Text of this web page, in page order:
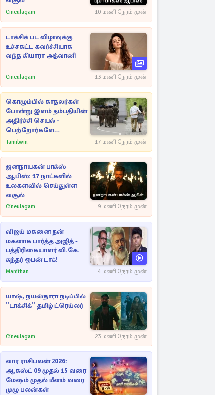
Cineulagam 10 மணி நேரம் முன்
டாக்சிக் பட விழாவுக்கு
உச்சகட்ட கவர்ச்சியாக
வந்த கியாரா அத்வானி
Cineulagam 13 மணி நேரம் முன்
கொழும்பில் காதலர்கள்
போன்று இளம் தம்பதியின்
அதிர்ச்சி செயல் -
பெற்றோர்களே
எச்சரிக்கை
Tamilwin 17 மணி நேரம் முன்
ஜனநாயகன் பாக்ஸ்
ஆபிஸ்: 17 நாட்களில்
உலகளவில் செய்துள்ள
வசூல்
Cineulagam 9 மணி நேரம் முன்
விஜய் மகனை தன்
மகனாக பார்த்த அஜித் -
பத்திரிகையாளர் வி.கே.
சுந்தர் ஓபன் டாக்!
Manithan 4 மணி நேரம் முன்
யாஷ், நயன்தாரா நடிப்பில்
"டாக்சிக்" தமிழ் ட்ரெய்லர்
Cineulagam 23 மணி நேரம் முன்
வார ராசிபலன் 2026:
ஆகஸ்ட் 09 முதல் 15 வரை
மேஷம் முதல் மீனம் வரை
முழு பலன்கள்